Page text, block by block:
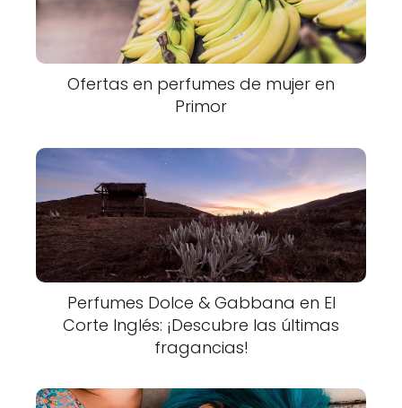
Ofertas en perfumes de mujer en
Primor
Perfumes Dolce & Gabbana en El
Corte Inglés: ¡Descubre las últimas
fragancias!